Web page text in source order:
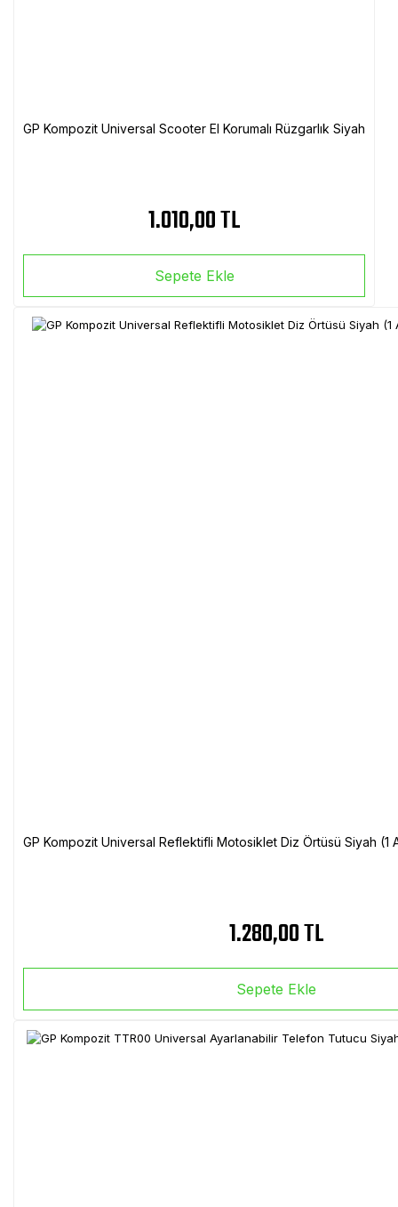
GP Kompozit Universal Scooter El Korumalı Rüzgarlık Siyah
1.010,00 TL
Sepete Ekle
GP Kompozit Universal Reflektifli Motosiklet Diz Örtüsü Siyah
1.280,00 TL
Sepete Ekle